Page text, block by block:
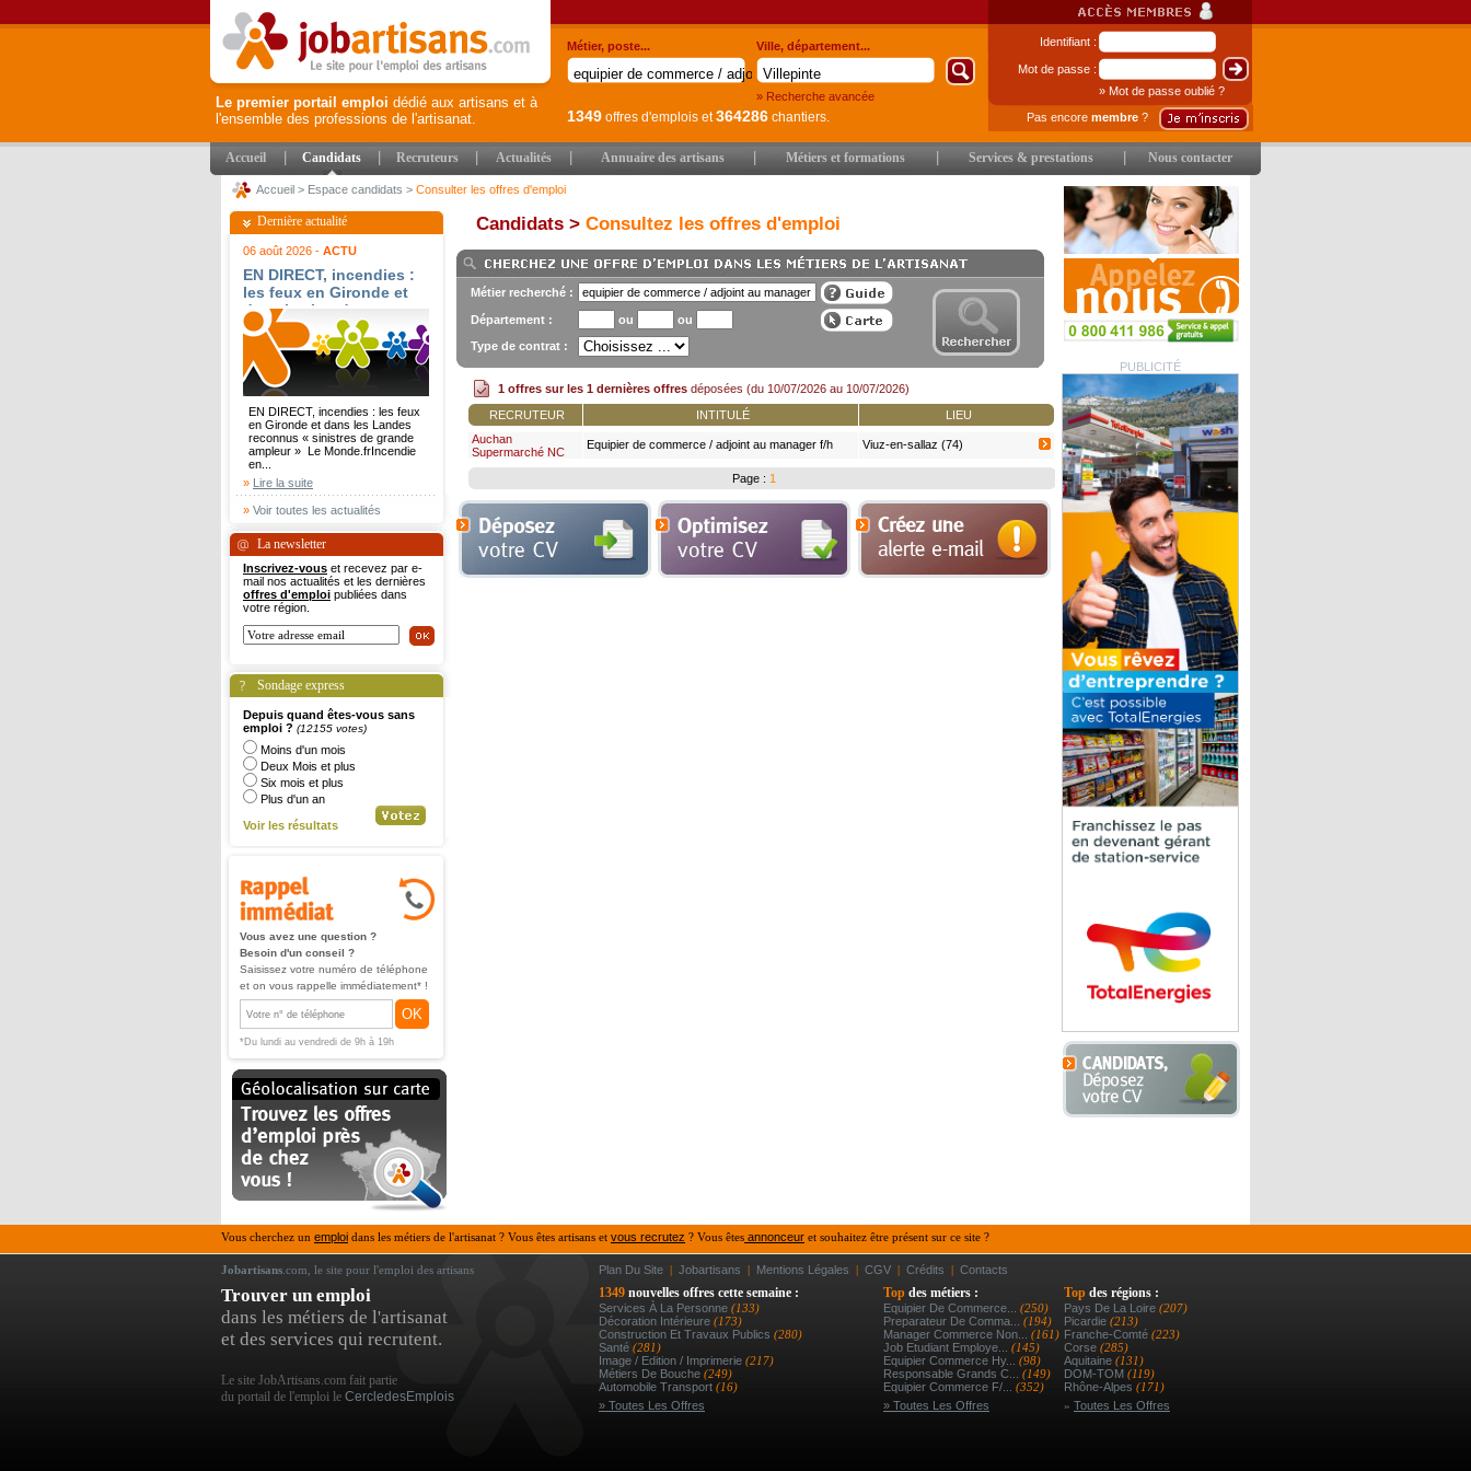
Le premier portail emploi dédié aux artisans et à
l'ensemble des professions de l'artisanat.
Identifiant :
Mot de passe :
» Mot de passe oublié ?
Pas encore membre ?
Métier, poste... Ville, département...
» Recherche avancée
1349 offres d'emplois et364286 chantiers.
Accueil Candidats Recruteurs Actualités Annuaire des artisans Métiers et formations Services & prestations Nous contacter
Accueil > Espace candidats > Consulter les offres d'emploi
PUBLICITÉ
Dernière actualité
06 août 2026 - ACTU
EN DIRECT, incendies :
les feux en Gironde et
dans les Landes
reconnus « sinistres de
grande ampleur » - Le
Monde.fr
EN DIRECT, incendies : les feux
en Gironde et dans les Landes
reconnus « sinistres de grande
ampleur » Le Monde.frIncendie
en...
» Lire la suite
» Voir toutes les actualités
La newsletter
Inscrivez-vous et recevez par e-
mail nos actualités et les dernières
offres d'emploi publiées dans
votre région.
Sondage express
Depuis quand êtes-vous sans
emploi ? (12155 votes)
Moins d'un mois
Deux Mois et plus
Six mois et plus
Plus d'un an
Voir les résultats
Vous avez une question ?
Besoin d'un conseil ?
Saisissez votre numéro de téléphone
et on vous rappelle immédiatement* !
OK
*Du lundi au vendredi de 9h à 19h
Candidats > Consultez les offres d'emploi
Métier recherché :
Département : ou
ou
Type de contrat :
1 offres sur les 1 dernières offres déposées (du 10/07/2026 au 10/07/2026)
RECRUTEUR
INTITULÉ
LIEU
Auchan
Supermarché NC
Equipier de commerce / adjoint au manager f/h Viuz-en-sallaz (74)
Page : 1
Vous cherchez un emploi dans les métiers de l'artisanat ? Vous êtes artisans et vous recrutez ? Vous êtes annonceur et souhaitez être présent sur ce site ?
Jobartisans .com, le site pour l'emploi des artisans Plan Du Site | Jobartisans | Mentions Légales | CGV | Crédits | Contacts
Trouver un emploi
dans les métiers de l'artisanat
et des services qui recrutent.
Le site JobArtisans.com fait partie
du portail de l'emploi le CercledesEmplois
1349 nouvelles offres cette semaine :
Services À La Personne (133)
Décoration Intérieure (173)
Construction Et Travaux Publics (280)
Santé (281)
Image / Edition / Imprimerie (217)
Métiers De Bouche (249)
Automobile Transport (16)
» Toutes Les Offres
Top des métiers :
Equipier De Commerce... (250)
Preparateur De Comma... (194)
Manager Commerce Non... (161)
Job Etudiant Employe... (145)
Equipier Commerce Hy... (98)
Responsable Grands C... (149)
Equipier Commerce F/... (352)
» Toutes Les Offres
Top des régions :
Pays De La Loire (207)
Picardie (213)
Franche-Comté (223)
Corse (285)
Aquitaine (131)
DOM-TOM (119)
Rhône-Alpes (171)
» Toutes Les Offres